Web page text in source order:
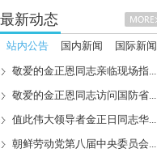
最新动态
站内公告 国内新闻 国际新闻
敬爱的金正恩同志亲临现场指...
敬爱的金正恩同志访问国防省...
值此伟大领导者金正日同志华...
朝鲜劳动党第八届中央委员会...